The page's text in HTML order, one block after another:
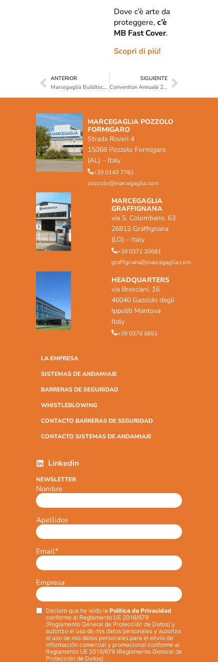
Dove c’è arte da
proteggere, c’è
MB Fast Cover.
Scopri di più!
ANTERIOR
Marcegaglia Buildtech esplora nuove opportunità di collaborazione in Cile
SIGUIENTE
Convention Annuale 2025: energia, innovazione e visione condivisa
MARCEGAGLIA POZZOLO
FORMIGARO
Strada Roveri 4
15068 Pozzolo Formigaro
(AL) – Italy
+39 0143 7761
pozzolo@marcegaglia.com
MARCEGAGLIA
GRAFFIGNANA
via S. Colombano, 63
26813 Graffignana
(LO) – Italy
+39 0371 20681
graffignana@marcegaglia.com
HEADQUARTERS
via Bresciani, 16
46040 Gazoldo degli
Ippoliti Mantova
Italy
+39 0376 6851
LA EMPRESA
SISTEMAS DE ANDAMIAJE
BARRERAS DE SEGURIDAD
WHISTLEBLOWING
CONTACTO BARRERAS DE SEGURIDAD
CONTACTO SISTEMAS DE ANDAMIAJE
Linkedin
NEWSLETTER
Nombre
Apellidos
Email*
Empresa
Privacy*
Declaro que he leído la Política de Privacidad
conforme al Reglamento UE 2016/679
(Reglamento General de Protección de Datos) y
autorizo el uso de mis datos personales y autorizo
el uso de mis datos personales para el envío de
información comercial y promocional conforme al
Reglamento UE 2016/679 (Reglamento General de
Protección de Datos).